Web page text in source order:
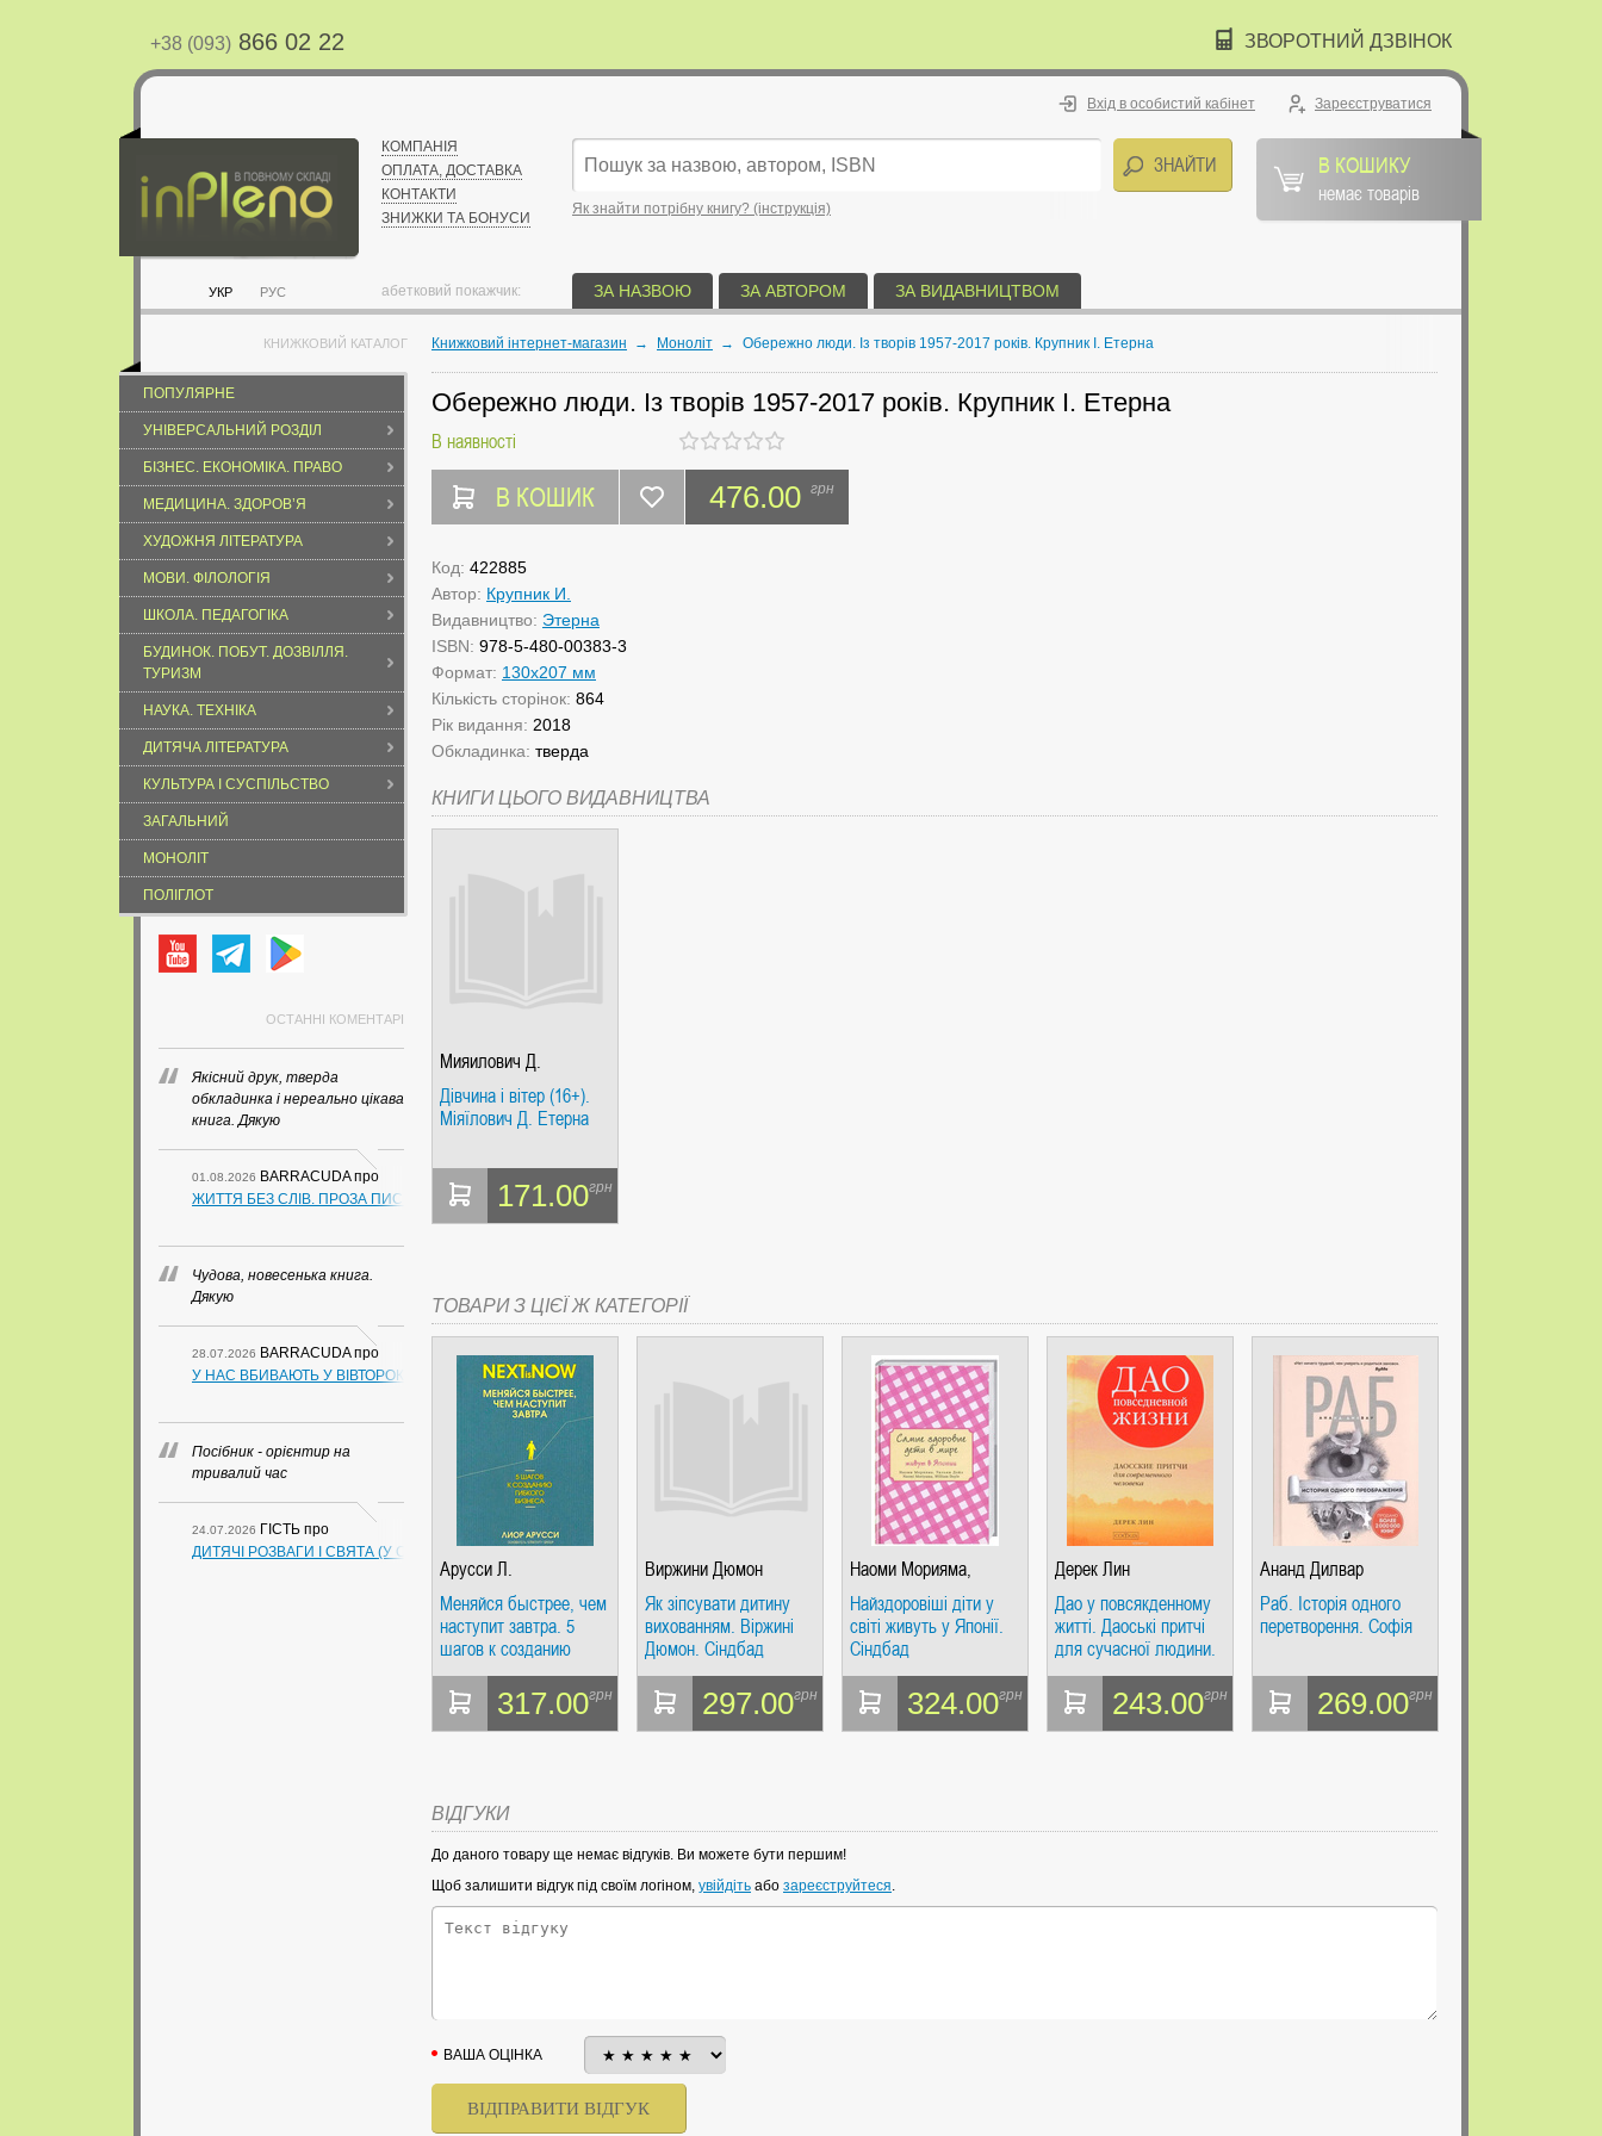
+38 (093) 866 02 22 ЗВОРОТНИЙ ДЗВІНОК
УКР РУС
КОМПАНІЯ
ОПЛАТА, ДОСТАВКА
КОНТАКТИ
ЗНИЖКИ ТА БОНУСИ
Вхід в особистий кабінет Зареєструватися
Як знайти потрібну книгу? (інструкція)
В КОШИКУ
немає товарів
абетковий покажчик: ЗА НАЗВОЮ ЗА АВТОРОМ ЗА ВИДАВНИЦТВОМ
КНИЖКОВИЙ КАТАЛОГ
ПОПУЛЯРНЕ
УНІВЕРСАЛЬНИЙ РОЗДІЛ
БІЗНЕС. ЕКОНОМІКА. ПРАВО
МЕДИЦИНА. ЗДОРОВ’Я
ХУДОЖНЯ ЛІТЕРАТУРА
МОВИ. ФІЛОЛОГІЯ
ШКОЛА. ПЕДАГОГІКА
БУДИНОК. ПОБУТ. ДОЗВІЛЛЯ.
ТУРИЗМ
НАУКА. ТЕХНІКА
ДИТЯЧА ЛІТЕРАТУРА
КУЛЬТУРА І СУСПІЛЬСТВО
ЗАГАЛЬНИЙ
МОНОЛІТ
ПОЛІГЛОТ
ОСТАННІ КОМЕНТАРІ
Якісний друк, тверда
обкладинка і нереально цікава
книга. Дякую
01.08.2026 BARRACUDAпро
ЖИТТЯ БЕЗ СЛІВ. ПРОЗА ПИСЬМЕННИКІВ ІЗ ГУАНСІ. ГІПЕРІОН
Чудова, новесенька книга.
Дякую
28.07.2026 BARRACUDAпро
У НАС ВБИВАЮТЬ У ВІВТОРОК. СЛАПОВСЬКИЙ О.І. ЧАС
Посібник - орієнтир на
тривалий час
24.07.2026 ГІСТЬ про
ДИТЯЧІ РОЗВАГИ І СВЯТА (У СХЕМАХ, ТАБЛИЦЯХ, ВИЗНАЧЕННЯХ, СЦЕНАРІЯХ). АНТОНІНА ШЕВЧУК. МАНДРІВЕЦЬ
Книжковий інтернет-магазин → Моноліт → Обережно люди. Із творів 1957-2017 років. Крупник І. Етерна
Обережно люди. Із творів 1957-2017 років. Крупник І. Етерна
В наявності
В КОШИК 476.00 грн
Код: 422885
Автор: Крупник И.
Видавництво: Этерна
ISBN: 978-5-480-00383-3
Формат: 130х207 мм
Кількість сторінок: 864
Рік видання: 2018
Обкладинка: тверда
КНИГИ ЦЬОГО ВИДАВНИЦТВА
Мияилович Д.
Дівчина і вітер (16+).
Міяїлович Д. Етерна
171.00грн
ТОВАРИ З ЦІЄЇ Ж КАТЕГОРІЇ
Арусси Л.
Меняйся быстрее, чем
наступит завтра. 5
шагов к созданию
гибкого бизнеса.
Арусси Л. Попурри
317.00грн
Виржини Дюмон
Як зіпсувати дитину
вихованням. Віржині
Дюмон. Сіндбад
297.00грн
Наоми Морияма,
Уильям Дойл
Найздоровіші діти у
світі живуть у Японії.
Сіндбад
324.00грн
Дерек Лин
Дао у повсякденному
житті. Даоські притчі
для сучасної людини.
Дерек Лін. Софія
243.00грн
Ананд Дилвар
Раб. Історія одного
перетворення. Софія
269.00грн
ВІДГУКИ
До даного товару ще немає відгуків. Ви можете бути першим!
Щоб залишити відгук під своїм логіном, увійдіть або зареєструйтеся.
ВАША ОЦІНКА